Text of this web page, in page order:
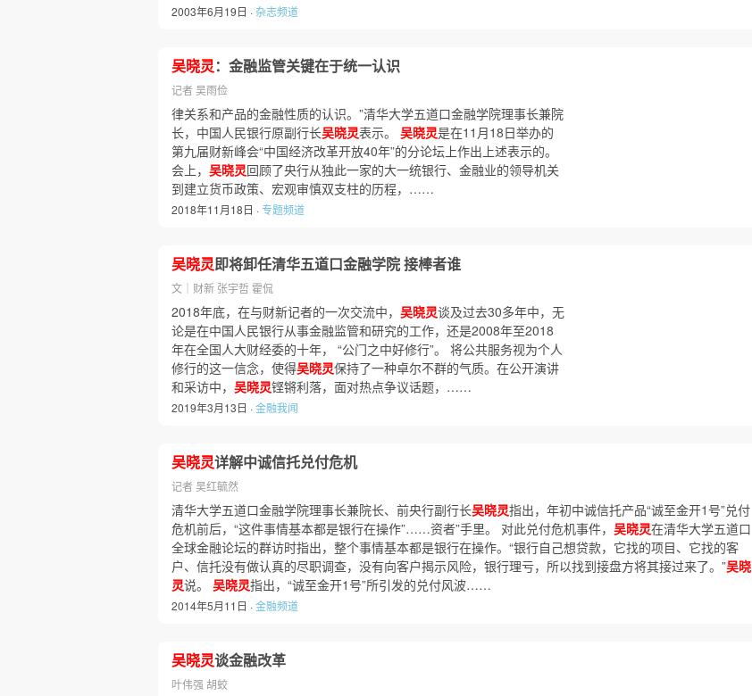
2003年6月19日 ·杂志频道
吴晓灵：金融监管关键在于统一认识
记者 吴雨俭
律关系和产品的金融性质的认识。”清华大学五道口金融学院理事长兼院
长，中国人民银行原副行长吴晓灵表示。 吴晓灵是在11月18日举办的
第九届财新峰会“中国经济改革开放40年”的分论坛上作出上述表示的。
会上， 吴晓灵回顾了央行从独此一家的大一统银行、金融业的领导机关
到建立货币政策、宏观审慎双支柱的历程，……
2018年11月18日 ·专题频道
吴晓灵即将卸任清华五道口金融学院 接棒者谁
文｜财新 张宇哲 霍侃
2018年底，在与财新记者的一次交流中， 吴晓灵谈及过去30多年中，无
论是在中国人民银行从事金融监管和研究的工作，还是2008年至2018
年在全国人大财经委的十年， “公门之中好修行”。 将公共服务视为个人
修行的这一信念，使得吴晓灵保持了一种卓尔不群的气质。在公开演讲
和采访中， 吴晓灵铿锵利落，面对热点争议话题，……
2019年3月13日 ·金融我闻
吴晓灵详解中诚信托兑付危机
记者 吴红毓然
清华大学五道口金融学院理事长兼院长、前央行副行长吴晓灵指出，年初中诚信托产品“诚至金开1号”兑付
危机前后，“这件事情基本都是银行在操作”……资者”手里。 对此兑付危机事件， 吴晓灵在清华大学五道口
全球金融论坛的群访时指出，整个事情基本都是银行在操作。“银行自己想贷款，它找的项目、它找的客
户、信托没有做认真的尽职调查，没有向客户揭示风险，银行理亏，所以找到接盘方将其接过来了。”吴晓
灵说。 吴晓灵指出，“诚至金开1号”所引发的兑付风波……
2014年5月11日 ·金融频道
吴晓灵谈金融改革
叶伟强 胡蛟